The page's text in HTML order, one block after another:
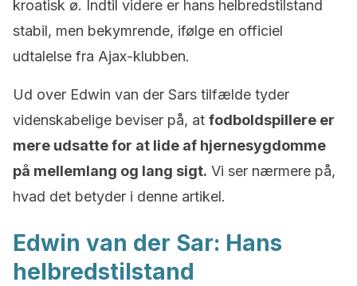
kroatisk ø. Indtil videre er hans helbredstilstand
stabil, men bekymrende, ifølge en officiel
udtalelse fra Ajax-klubben.
Ud over Edwin van der Sars tilfælde tyder
videnskabelige beviser på, at fodboldspillere er
mere udsatte for at lide af hjernesygdomme
på mellemlang og lang sigt. Vi ser nærmere på,
hvad det betyder i denne artikel.
Edwin van der Sar: Hans
helbredstilstand